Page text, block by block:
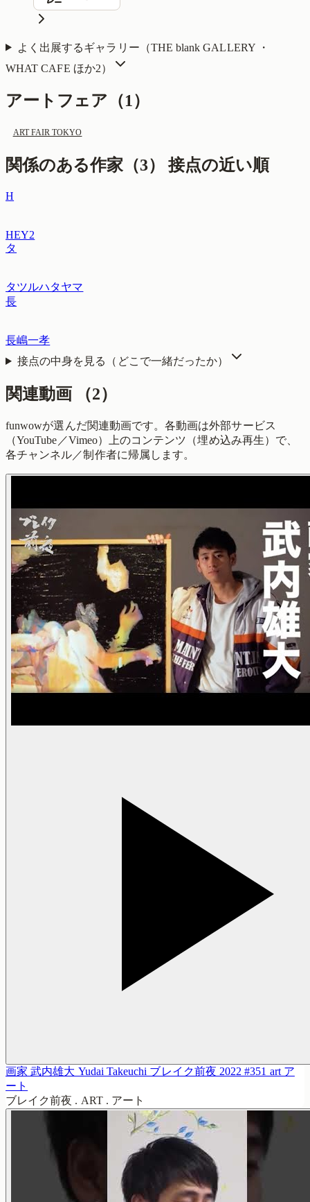
よく出展するギャラリー（THE blank GALLERY ・
WHAT CAFE ほか2）
アートフェア（1）
ART FAIR TOKYO
関係のある作家（3） 接点の近い順
H
HEY2
タ
タツルハタヤマ
長
長嶋一孝
接点の中身を見る（どこで一緒だったか）
関連動画 （2）
funwowが選んだ関連動画です。各動画は外部サービス
（YouTube／Vimeo）上のコンテンツ（埋め込み再生）で、
各チャンネル／制作者に帰属します。
画家 武内雄大 Yudai Takeuchi ブレイク前夜 2022 #351 art ア
ート
ブレイク前夜 . ART . アート